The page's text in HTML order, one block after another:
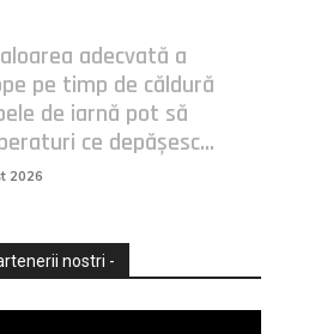
adecvată a
pe timp de căldură
de iarnă pot să
ce depășesc...
2026
nostri -